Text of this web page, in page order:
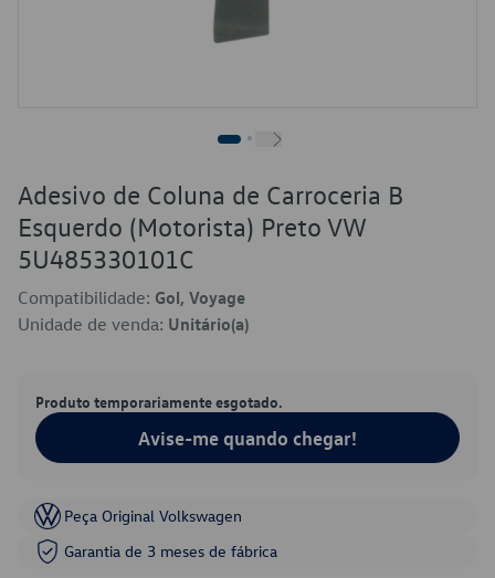
Adesivo de Coluna de Carroceria B
Esquerdo (Motorista) Preto VW
5U485330101C
Compatibilidade: Gol, Voyage
Unidade de venda: Unitário(a)
Produto temporariamente esgotado.
Avise-me quando chegar!
Peça Original Volkswagen
Garantia de 3 meses de fábrica